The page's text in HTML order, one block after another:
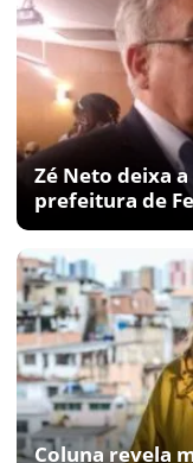
Zé Neto deixa
prefeitura de
Coluna revela